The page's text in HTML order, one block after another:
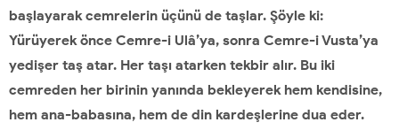
başlayarak cemrelerin üçünü de taşlar. Şöyle ki:
Yürüyerek önce Cemre-i Ulâ’ya, sonra Cemre-i Vusta’ya
yedişer taş atar. Her taşı atarken tekbir alır. Bu iki
cemreden her birinin yanında bekleyerek hem kendisine,
hem ana-babasına, hem de din kardeşlerine dua eder.